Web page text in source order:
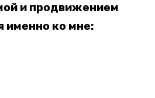
и продвижением
именно ко мне: